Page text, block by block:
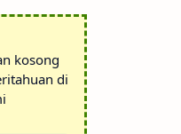
kosong
di